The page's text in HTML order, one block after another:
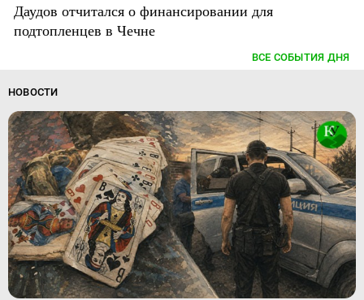
Даудов отчитался о финансировании для
подтопленцев в Чечне
ВСЕ СОБЫТИЯ ДНЯ
НОВОСТИ